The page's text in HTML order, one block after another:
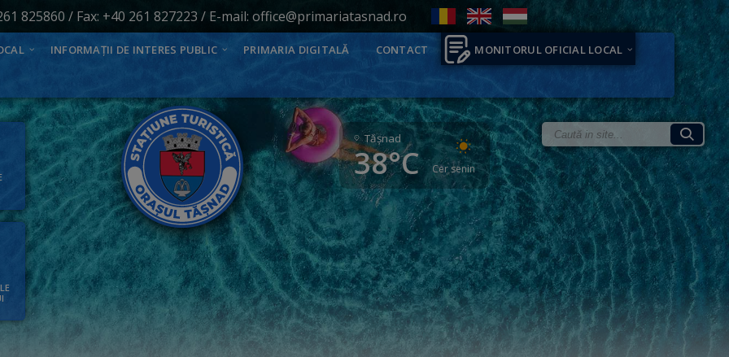
825860 / Fax: +40 261 827223 / E-mail: office@primariatasnad.ro
INFORMAȚII DE INTERES PUBLIC PRIMARIA DIGITALĂ CONTACT MONITORUL OFICIAL LOCAL
Tăşnad
38°C Cer senin